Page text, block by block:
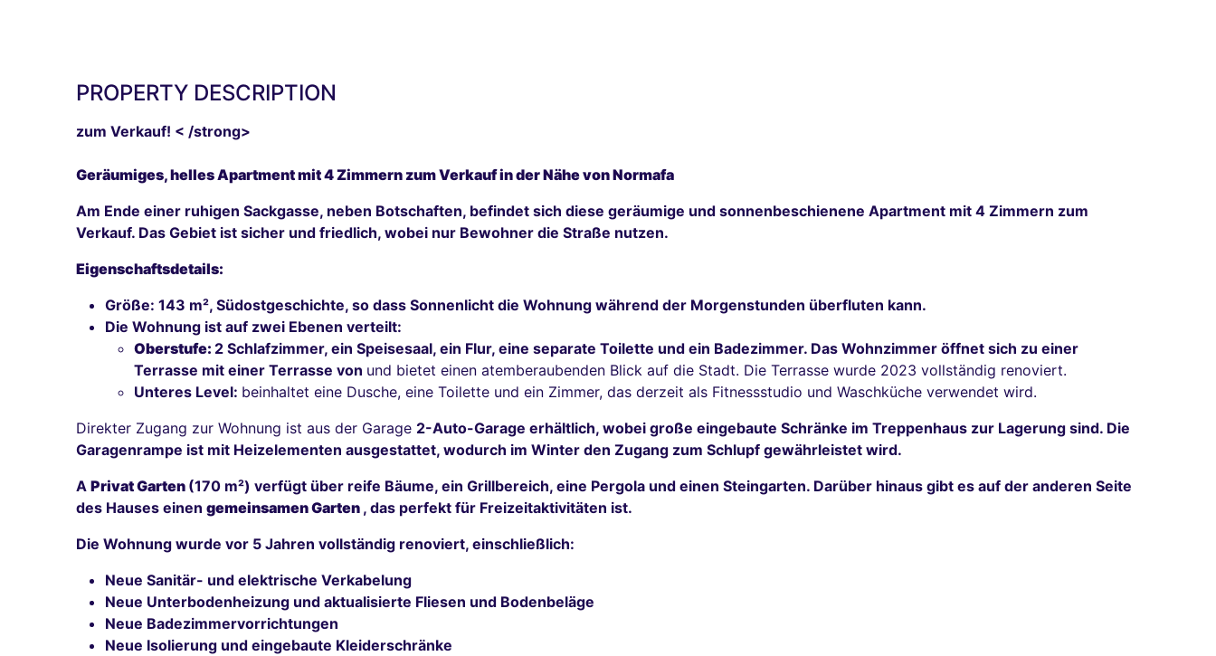
PROPERTY DESCRIPTION
zum Verkauf! < /strong>
Geräumiges, helles Apartment mit 4 Zimmern zum Verkauf in der Nähe von Normafa
Am Ende einer ruhigen Sackgasse, neben Botschaften, befindet sich diese geräumige und sonnenbeschienene Apartment mit 4 Zimmern zum
Verkauf. Das Gebiet ist sicher und friedlich, wobei nur Bewohner die Straße nutzen.
Eigenschaftsdetails:
Größe: 143 m², Südostgeschichte, so dass Sonnenlicht die Wohnung während der Morgenstunden überfluten kann.
Die Wohnung ist auf zwei Ebenen verteilt:
Oberstufe: 2 Schlafzimmer, ein Speisesaal, ein Flur, eine separate Toilette und ein Badezimmer. Das Wohnzimmer öffnet sich zu einer
Terrasse mit einer Terrasse von und bietet einen atemberaubenden Blick auf die Stadt. Die Terrasse wurde 2023 vollständig renoviert.
Unteres Level: beinhaltet eine Dusche, eine Toilette und ein Zimmer, das derzeit als Fitnessstudio und Waschküche verwendet wird.
Direkter Zugang zur Wohnung ist aus der Garage 2-Auto-Garage erhältlich, wobei große eingebaute Schränke im Treppenhaus zur Lagerung sind. Die
Garagenrampe ist mit Heizelementen ausgestattet, wodurch im Winter den Zugang zum Schlupf gewährleistet wird.
A Privat Garten (170 m²) verfügt über reife Bäume, ein Grillbereich, eine Pergola und einen Steingarten. Darüber hinaus gibt es auf der anderen Seite
des Hauses einen gemeinsamen Garten , das perfekt für Freizeitaktivitäten ist.
Die Wohnung wurde vor 5 Jahren vollständig renoviert, einschließlich:
Neue Sanitär- und elektrische Verkabelung
Neue Unterbodenheizung und aktualisierte Fliesen und Bodenbeläge
Neue Badezimmervorrichtungen
Neue Isolierung und eingebaute Kleiderschränke